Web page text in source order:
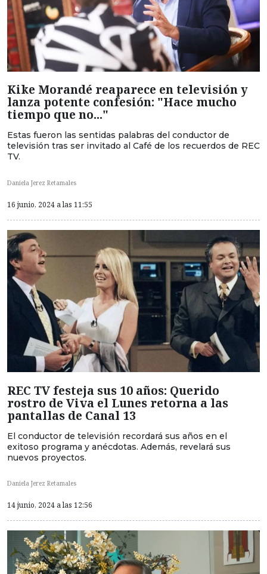
Kike Morandé reaparece en televisión y
lanza potente confesión: "Hace mucho
tiempo que no..."
Estas fueron las sentidas palabras del conductor de
televisión tras ser invitado al Café de los recuerdos de REC
TV.
Daniela Jerez Retamales
16 junio, 2024 a las 11:55
REC TV festeja sus 10 años: Querido
rostro de Viva el Lunes retorna a las
pantallas de Canal 13
El conductor de televisión recordará sus años en el
exitoso programa y anécdotas. Además, revelará sus
nuevos proyectos.
Daniela Jerez Retamales
14 junio, 2024 a las 12:56